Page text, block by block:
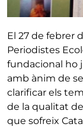
El 27 de febrer
Periodistes
fundacional ho
amb ànim de
clarificar els
de la qualitat
que sofreix